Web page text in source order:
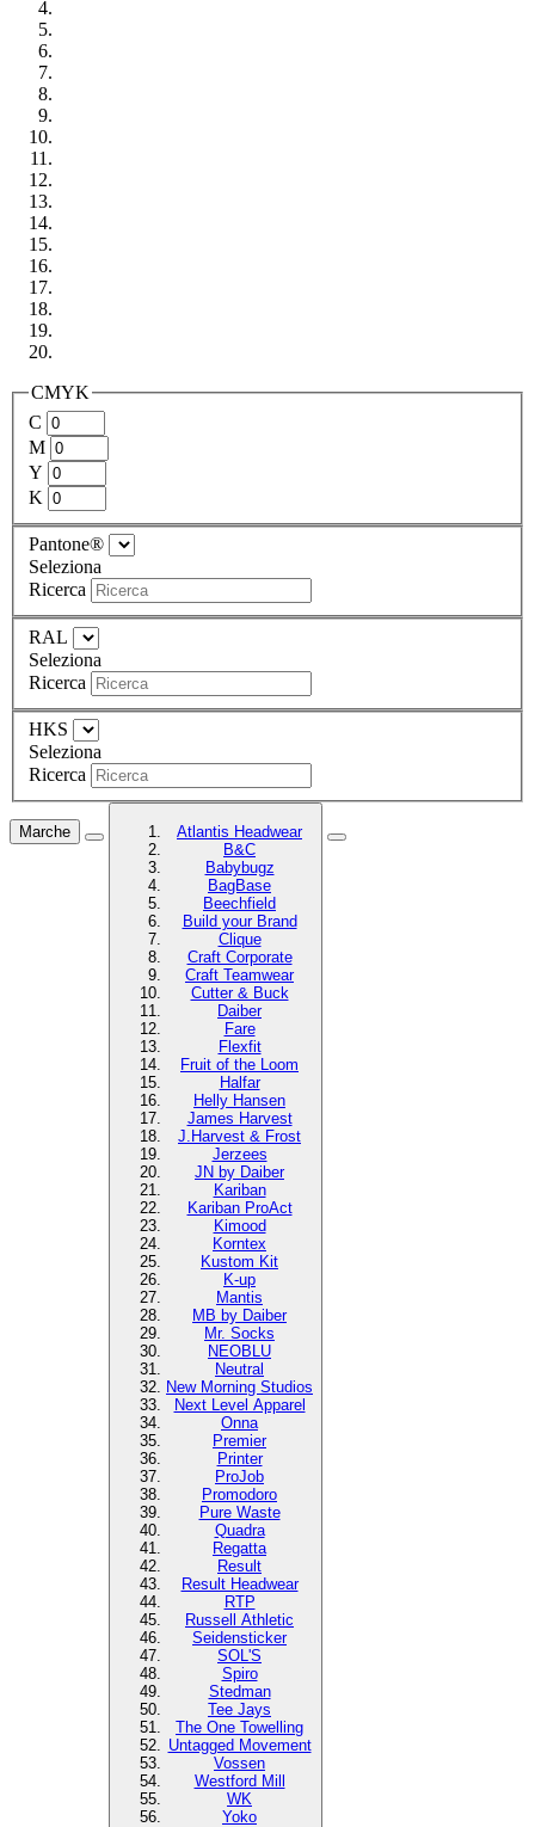
CMYK
C
M
Y
K
Pantone®
Seleziona
Ricerca
RAL
Seleziona
Ricerca
HKS
Seleziona
Ricerca
Marche
Atlantis Headwear
B&C
Babybugz
BagBase
Beechfield
Build your Brand
Clique
Craft Corporate
Craft Teamwear
Cutter & Buck
Daiber
Fare
Flexfit
Fruit of the Loom
Halfar
Helly Hansen
James Harvest
J.Harvest & Frost
Jerzees
JN by Daiber
Kariban
Kariban ProAct
Kimood
Korntex
Kustom Kit
K-up
Mantis
MB by Daiber
Mr. Socks
NEOBLU
Neutral
New Morning Studios
Next Level Apparel
Onna
Premier
Printer
ProJob
Promodoro
Pure Waste
Quadra
Regatta
Result
Result Headwear
RTP
Russell Athletic
Seidensticker
SOL'S
Spiro
Stedman
Tee Jays
The One Towelling
Untagged Movement
Vossen
Westford Mill
WK
Yoko